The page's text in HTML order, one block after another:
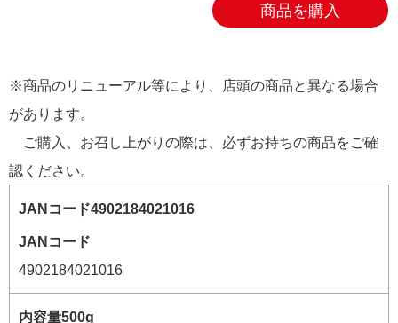
商品を購入
※商品のリニューアル等により、店頭の商品と異なる場合
があります。
ご購入、お召し上がりの際は、必ずお持ちの商品をご確
認ください。
JANコード
4902184021016